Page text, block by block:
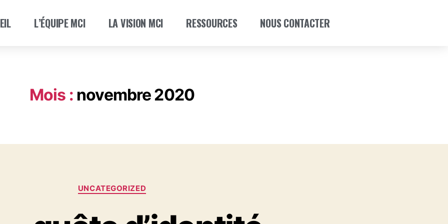
L’ÉQUIPE MCI LA VISION MCI RESSOURCES NOUS CONTACTER
Mois : novembre 2020
UNCATEGORIZED